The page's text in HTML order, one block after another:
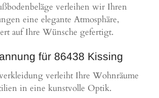
verleihen wir Ihren
eine elegante Atmosphäre,
auf Ihre Wünsche gefertigt.
für 86438 Kissing
verleiht Ihre Wohnräume
in eine kunstvolle Optik.